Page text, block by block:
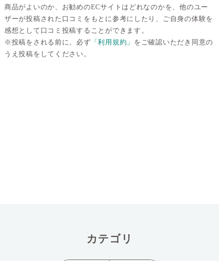
商品がよいのか、お勧めのECサイトはどれなのかを、他のユー
ザーが投稿された口コミをもとに参考にしたり、ご自身の体験を
感想として口コミ投稿することができます。
※投稿をされる前に、必ず 「利用規約」 をご確認いただき同意の
うえ投稿をしてください。
カテゴリ